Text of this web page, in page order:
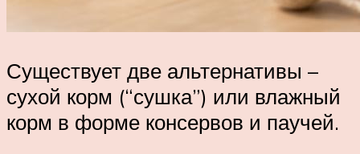
Существует две альтернативы –
сухой корм (“сушка”) или влажный
корм в форме консервов и паучей.